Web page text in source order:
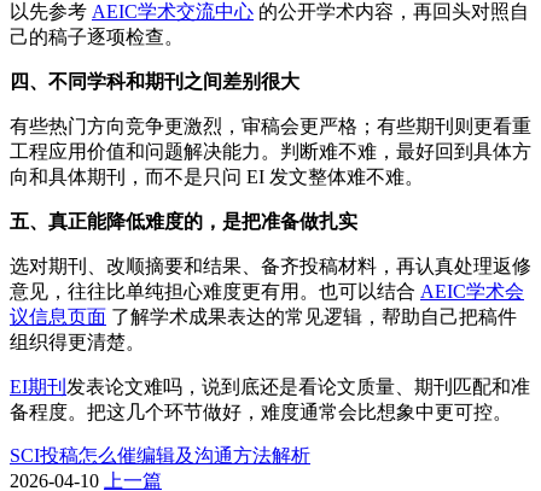
以先参考 AEIC学术交流中心 的公开学术内容，再回头对照自
己的稿子逐项检查。
四、不同学科和期刊之间差别很大
有些热门方向竞争更激烈，审稿会更严格；有些期刊则更看重
工程应用价值和问题解决能力。判断难不难，最好回到具体方
向和具体期刊，而不是只问 EI 发文整体难不难。
五、真正能降低难度的，是把准备做扎实
选对期刊、改顺摘要和结果、备齐投稿材料，再认真处理返修
意见，往往比单纯担心难度更有用。也可以结合 AEIC学术会
议信息页面 了解学术成果表达的常见逻辑，帮助自己把稿件
组织得更清楚。
EI期刊 发表论文难吗，说到底还是看论文质量、期刊匹配和准
备程度。把这几个环节做好，难度通常会比想象中更可控。
SCI投稿怎么催编辑及沟通方法解析
2026-04-10 上一篇